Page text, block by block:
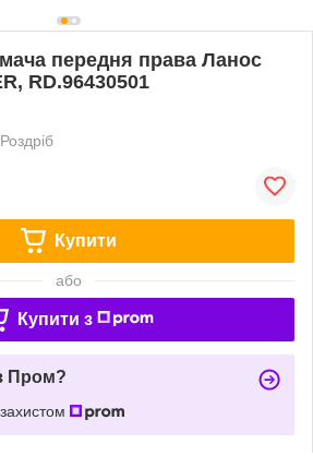
передня права Ланос
RD.96430501
Роздріб
Купити
або
Купити з
Пром?